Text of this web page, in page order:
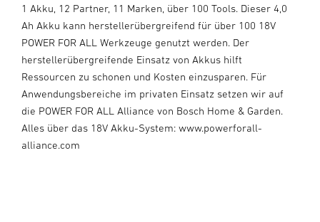
1 Akku, 12 Partner, 11 Marken, über 100 Tools. Dieser 4,0
Ah Akku kann herstellerübergreifend für über 100 18V
POWER FOR ALL Werkzeuge genutzt werden. Der
herstellerübergreifende Einsatz von Akkus hilft
Ressourcen zu schonen und Kosten einzusparen. Für
Anwendungsbereiche im privaten Einsatz setzen wir auf
die POWER FOR ALL Alliance von Bosch Home & Garden.
Alles über das 18V Akku-System: www.powerforall-
alliance.com